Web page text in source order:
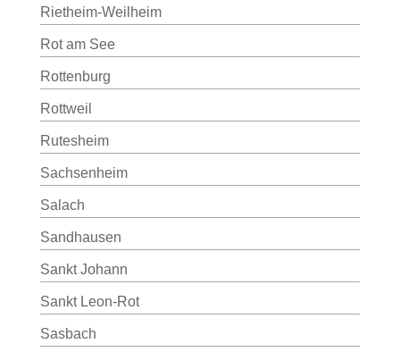
Rietheim-Weilheim
Rot am See
Rottenburg
Rottweil
Rutesheim
Sachsenheim
Salach
Sandhausen
Sankt Johann
Sankt Leon-Rot
Sasbach